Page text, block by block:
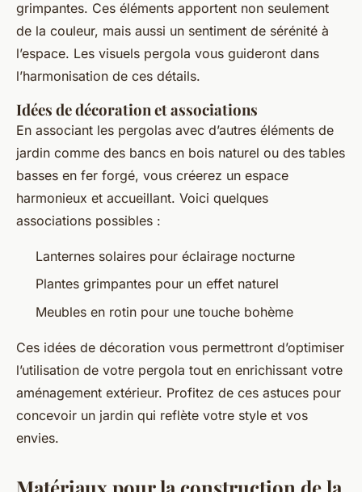
grimpantes. Ces éléments apportent non seulement
de la couleur, mais aussi un sentiment de sérénité à
l’espace. Les visuels pergola vous guideront dans
l’harmonisation de ces détails.
Idées de décoration et associations
En associant les pergolas avec d’autres éléments de
jardin comme des bancs en bois naturel ou des tables
basses en fer forgé, vous créerez un espace
harmonieux et accueillant. Voici quelques
associations possibles :
Lanternes solaires pour éclairage nocturne
Plantes grimpantes pour un effet naturel
Meubles en rotin pour une touche bohème
Ces idées de décoration vous permettront d’optimiser
l’utilisation de votre pergola tout en enrichissant votre
aménagement extérieur. Profitez de ces astuces pour
concevoir un jardin qui reflète votre style et vos
envies.